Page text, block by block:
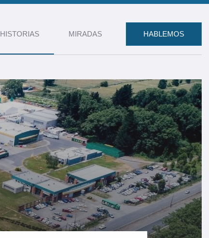
HISTORIAS MIRADAS HABLEMOS